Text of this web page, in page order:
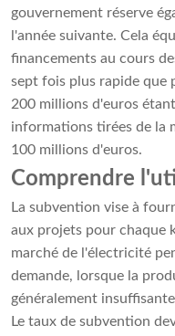
gouvernement réserve
l'année suivante. Cela
financements au cours
sept fois plus rapide que
200 millions d'euros
informations tirées de la
100 millions d'euros.
Comprendre
La subvention vise à
aux projets pour chaque
marché de l'électricité
demande, lorsque la
généralement
Le taux de subvention